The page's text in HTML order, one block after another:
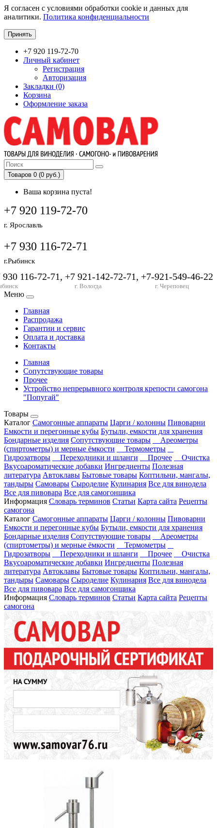
Я согласен с условиями обработки cookie и данных для
аналитики. Политика конфиденциальности
Принять
+7 920 119-72-70
Личный кабинет
Регистрация
Авторизация
Закладки (0)
Корзина
Оформление заказа
Товаров 0 (0 руб.)
Ваша корзина пуста!
+7 920 119-72-70
г. Ярославль
+7 930 116-72-71
г.Рыбинск
116-72-71, +7 921-142-72-71, +7-921-549-46-22
г. Вологда г. Череповец
Меню
Главная
Распродажа
Гарантии и сервис
Оплата и доставка
Контакты
Главная
Сопутствующие товары
Прочее
Устройство непрерывного контроля крепости самогона
"Попугай"
Товары
Каталог Самогонные аппараты Царги / колонны Пивоварни
Емкости и перегонные кубы Бутыли, емкости для хранения
Бондарные изделия Сопутствующие товары
Ареометры
(спиртометры) и мерные ёмкости
Термометры
Гидрозатворы
Переходники и шланги Прочее
Очистка
Вкусоароматические добавки Ингредиенты Полезная
литература Автоклавы Бытовые товары Коптильни, мангалы,
тандыры Самовары Сыроделие Кулинария Все для винодела
Все для пивовара Все для самогонщика
Информация Словарь терминов Статьи Карта сайта Рецепты
самогона
Каталог Самогонные аппараты Царги / колонны Пивоварни
Емкости и перегонные кубы Бутыли, емкости для хранения
Бондарные изделия Сопутствующие товары
Ареометры
(спиртометры) и мерные ёмкости
Термометры
Гидрозатворы
Переходники и шланги Прочее
Очистка
Вкусоароматические добавки Ингредиенты Полезная
литература Автоклавы Бытовые товары Коптильни, мангалы,
тандыры Самовары Сыроделие Кулинария Все для винодела
Все для пивовара Все для самогонщика
Информация Словарь терминов Статьи Карта сайта Рецепты
самогона